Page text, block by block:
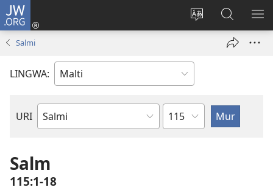
JW.ORG
Biddel
lingwa
Illoggja
(opens
Fittex
f’JW.ORG
Salmi
LINGWA:
URI
Ktieb
Kapitlu
Salm
115:1-18